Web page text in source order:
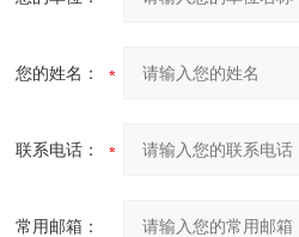
您的姓名：
联系电话：
常用邮箱：